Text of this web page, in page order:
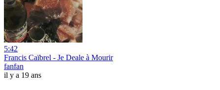
5:42
Francis Caïbrel - Je Deale à Mourir
fanfan
il y a 19 ans